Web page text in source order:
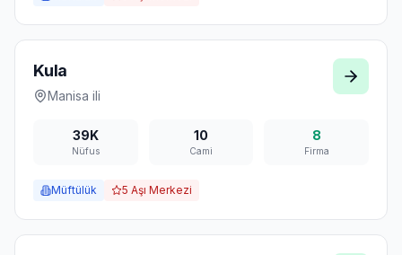
Kula
Manisa ili
39K
Nüfus
10
Cami
8
Firma
Müftülük 5 Aşı Merkezi